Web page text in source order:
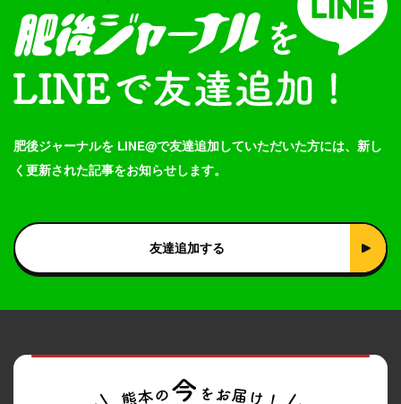
肥後ジャーナルを LINE@で友達追加していただいた方には、新し
く更新された記事をお知らせします。
友達追加する